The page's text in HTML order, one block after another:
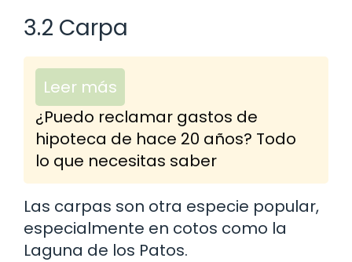
3.2 Carpa
Leer más
¿Puedo reclamar gastos de
hipoteca de hace 20 años? Todo
lo que necesitas saber
Las carpas son otra especie popular,
especialmente en cotos como la
Laguna de los Patos.